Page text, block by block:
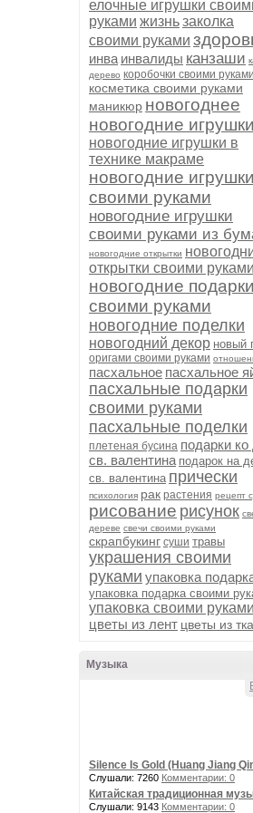
елочные игрушки
руками жизньзаколка
своими руками
инва инвалиды канзаши
дерево коробочки своими руками
косметика своими руками
маникюр новогоднее
новогодние игрушки
новогодние игрушки в
технике макраме
новогодние игрушки
своими руками
новогодние игрушки
своими руками из
новогодние открытки
открытки своими руками
новогодние подарки
своими руками
новогодние поделки
новогодний декор новый
оригами своими руками
пасхальное пасхальное
пасхальные подарки
своими руками
пасхальные поделки
плетеная бусина подарки
св. валентина подарок на
св. валентина прически
психология рак растения рецепт
рисование рисунок
дереве свечи своими руками
скрапбукинг суши травы
украшения своими
руками упаковка
упаковка подарка своими
упаковка своими руками
цветы из лент цветы из
Музыка
Silence Is Gold (Huang Jiang
Слушали: 7260 Комментарии: 0
Китайская традиционная
Слушали: 9143 Комментарии: 0